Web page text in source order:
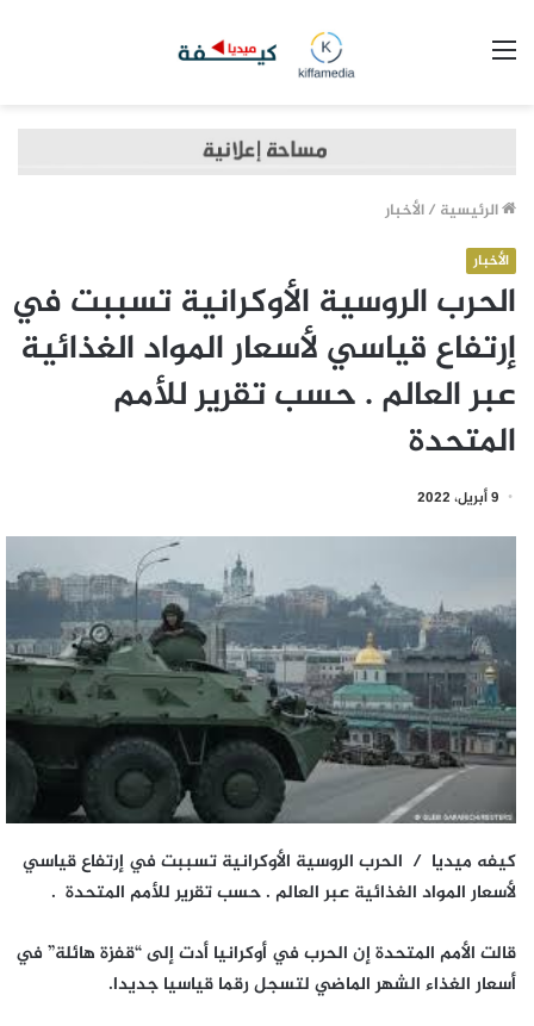
الرئيسية /الأخبار
الأخبار
الحرب الروسية الأوكرانية تسببت في
إرتفاع قياسي لأسعار المواد الغذائية
عبر العالم . حسب تقرير للأمم
المتحدة
9 أبريل، 2022
كيفه ميديا / الحرب الروسية الأوكرانية تسببت في إرتفاع قياسي
لأسعار المواد الغذائية عبر العالم . حسب تقرير للأمم المتحدة .
قالت الأمم المتحدة إن الحرب في أوكرانيا أدت إلى “قفزة هائلة” في
أسعار الغذاء الشهر الماضي لتسجل رقما قياسيا جديدا.